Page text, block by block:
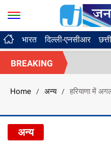
भारत दिल्ली-एनसीआर
BREAKING
Home / अन्य / हरियाणा में
अन्य